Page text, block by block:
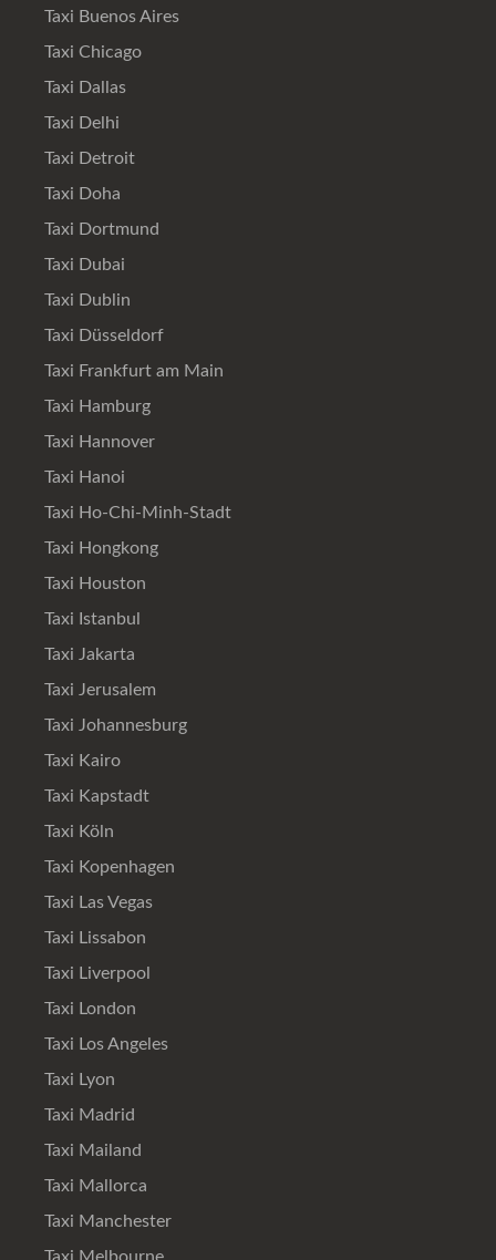
Taxi Buenos Aires
Taxi Chicago
Taxi Dallas
Taxi Delhi
Taxi Detroit
Taxi Doha
Taxi Dortmund
Taxi Dubai
Taxi Dublin
Taxi Düsseldorf
Taxi Frankfurt am Main
Taxi Hamburg
Taxi Hannover
Taxi Hanoi
Taxi Ho-Chi-Minh-Stadt
Taxi Hongkong
Taxi Houston
Taxi Istanbul
Taxi Jakarta
Taxi Jerusalem
Taxi Johannesburg
Taxi Kairo
Taxi Kapstadt
Taxi Köln
Taxi Kopenhagen
Taxi Las Vegas
Taxi Lissabon
Taxi Liverpool
Taxi London
Taxi Los Angeles
Taxi Lyon
Taxi Madrid
Taxi Mailand
Taxi Mallorca
Taxi Manchester
Taxi Melbourne